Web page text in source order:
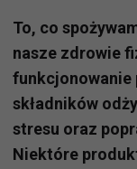
To, co
nasze zdrowie
funkcjonowanie
składników
stresu oraz
Niektóre